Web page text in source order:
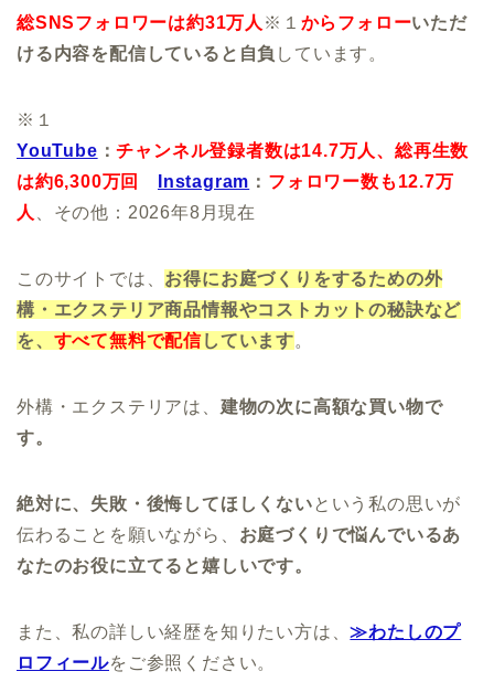
総SNSフォロワーは約31万人 ※１ からフォローいただ
ける内容を配信していると自負 しています。
※１
YouTube ：チャンネル登録者数は14.7万人、総再生数
は約6,300万回
Instagram ： フォロワー数も12.7万
人
、その他：2026年8月現在
このサイトでは、 お得にお庭づくりをするための外
構・エクステリア商品情報やコストカットの秘訣など
を、 すべて無料で配信 しています。
外構・エクステリアは、 建物の次に高額な買い物で
す。
絶対に、失敗・後悔してほしくないという私の思いが
伝わることを願いながら、 お庭づくりで悩んでいるあ
なたのお役に立てると嬉しいです。
また、私の詳しい経歴を知りたい方は、≫わたしのプ
ロフィールをご参照ください。